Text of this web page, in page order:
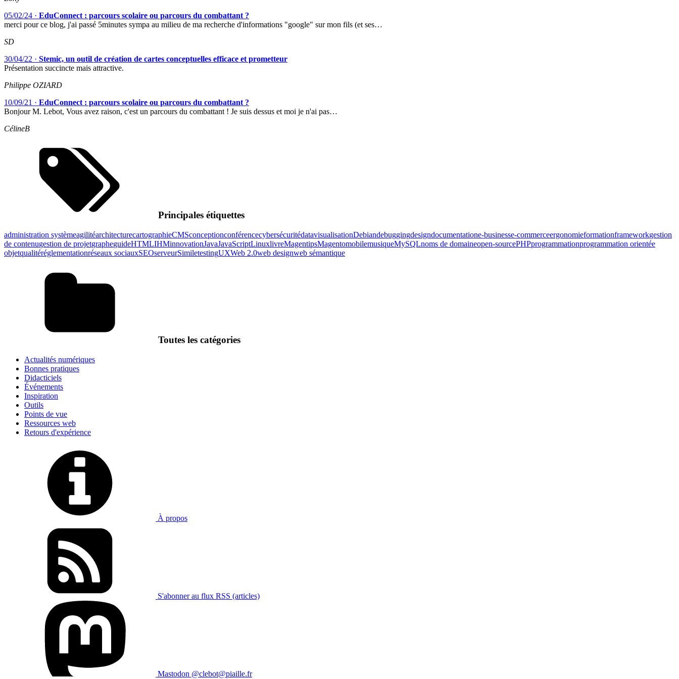
05/02/24 · EduConnect : parcours scolaire ou parcours du combattant ?
merci pour ce blog, j'ai passé 5minutes sympa au milieu de ma recherche d'informations "google" sur mon fils (et ses…
SD
30/04/22 · Stemic, un outil de création de cartes conceptuelles efficace et prometteur
Présentation succincte mais attractive.
Philippe OZIARD
10/09/21 · EduConnect : parcours scolaire ou parcours du combattant ?
Bonjour M. Lebot, Vous avez raison, c'est un parcours du combattant ! Je suis dessus et moi je n'ai pas…
CélineB
Principales étiquettes
administration systèmeagilitéarchitecturecartographieCMSconceptionconférencecybersécuritédatavisualisationDebiandebuggingdesigndocumentatione-businesse-commerceergonomieformationframeworkgestion
de contenugestion de projetgrapheguideHTMLIHMinnovationJavaJavaScriptLinuxlivreMagentipsMagentomobilemusiqueMySQLnoms de domaineopen-sourcePHPprogrammationprogrammation orientée
objetqualitéréglementationréseaux sociauxSEOserveurSimiletestingUXWeb 2.0web designweb sémantique
Toutes les catégories
Actualités numériques
Bonnes pratiques
Didacticiels
Événements
Inspiration
Outils
Points de vue
Ressources web
Retours d'expérience
À propos
S'abonner au flux RSS (articles)
Mastodon @clebot@piaille.fr